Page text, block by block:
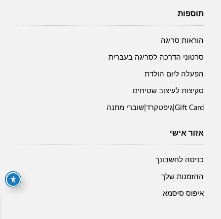
תוספות
הוראות סריגה
סרטוני הדרכה לסריגה בעברית
הפעלה ליום הולדת
סקיצות לעיצוב שטיחים
Gift Card|גיפטקרד|שוברי מתנה
אזור אישי
כניסה לחשבונך
ההזמנות שלך
איפוס סיסמא